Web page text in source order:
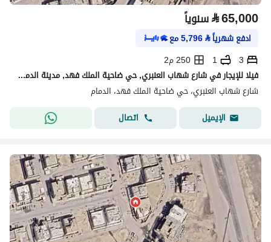
⃁65,000 سنوياً
ادفع شهرياً⃁
5,796مع
3
1
250 م2
فيلا للإيجار في شارع شهاب العنبري, حي ضاحية الملك فهد, مدينة الدمام, المنطقة الشرقية
شارع شهاب العنبري، حي ضاحية الملك فهد، الدمام
الإيميل
اتصال